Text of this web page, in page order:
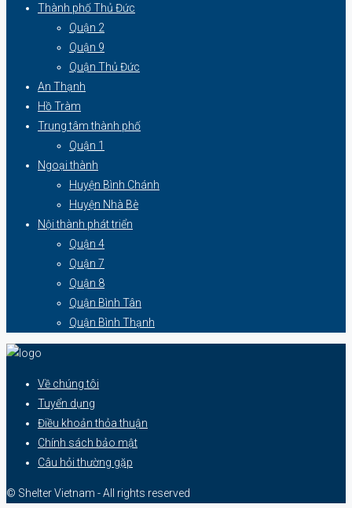
Thành phố Thủ Đức
Quận 2
Quận 9
Quận Thủ Đức
An Thạnh
Hồ Tràm
Trung tâm thành phố
Quận 1
Ngoại thành
Huyện Bình Chánh
Huyện Nhà Bè
Nội thành phát triển
Quận 4
Quận 7
Quận 8
Quận Bình Tân
Quận Bình Thạnh
Về chúng tôi
Tuyển dụng
Điều khoản thỏa thuận
Chính sách bảo mật
Câu hỏi thường gặp
© Shelter Vietnam - All rights reserved